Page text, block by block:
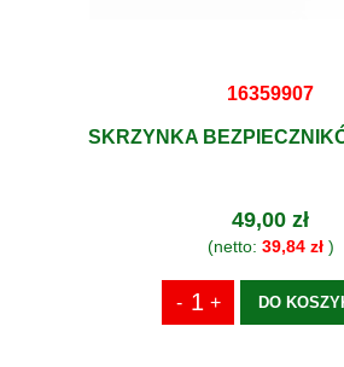
16359907
SKRZYNKA
49,00 zł
(netto: 39,84 zł)
DO